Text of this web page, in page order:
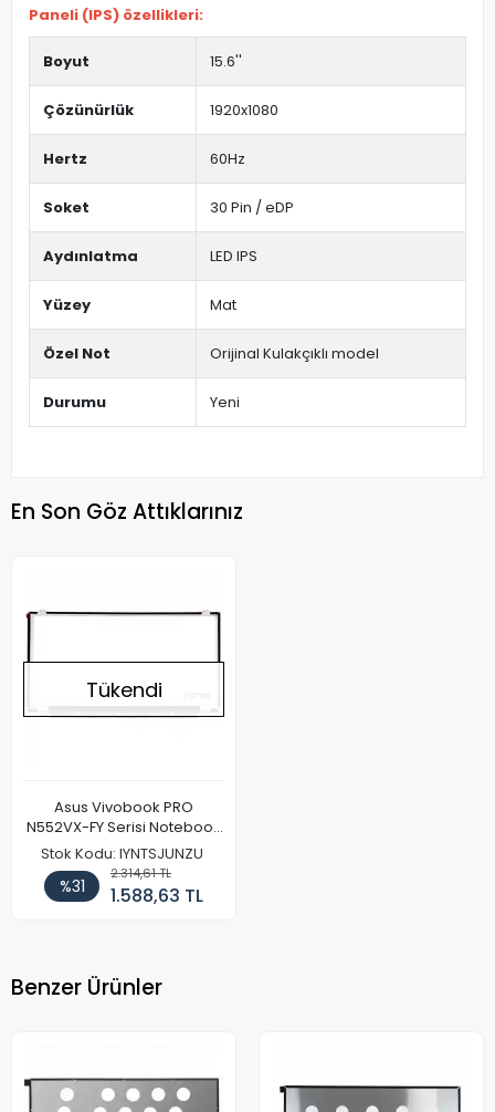
Paneli (IPS) özellikleri:
Boyut 15.6''
Çözünürlük 1920x1080
Hertz 60Hz
Soket 30 Pin / eDP
Aydınlatma LED IPS
Yüzey Mat
Özel Not Orijinal Kulakçıklı model
Durumu Yeni
En Son Göz Attıklarınız
Tükendi
Asus Vivobook PRO
N552VX-FY Serisi Notebook
Ekran Paneli (IPS)
Stok Kodu: IYNTSJUNZU
%31
2.314,61 TL
1.588,63 TL
Benzer Ürünler